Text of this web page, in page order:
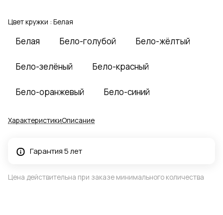
Цвет кружки : Белая
Белая Бело-голубой Бело-жёлтый
Бело-зелёный Бело-красный
Бело-оранжевый Бело-синий
ХарактеристикиОписание
Гарантия 5 лет
Цена действительна при заказе минимального количества